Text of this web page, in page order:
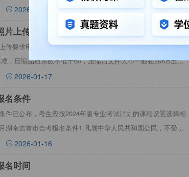
2026-01-18
上传要求
传要求电子图像文件规格为宽480像素*高640像素，分辨率
，压缩品质系数不低于60，压缩后文件大小一般在20KB至
2026-01-17
名条件
件已公布，考生应按2024年版专业考试计划的课程设置选择相
湖南吉首市自考报名条件1.凡属中华人民共和国公民，不受性
2026-01-16
名时间